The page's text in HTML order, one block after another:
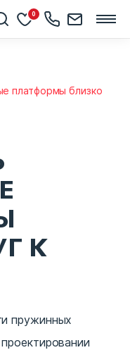
0
платформы близко
К
пружинных